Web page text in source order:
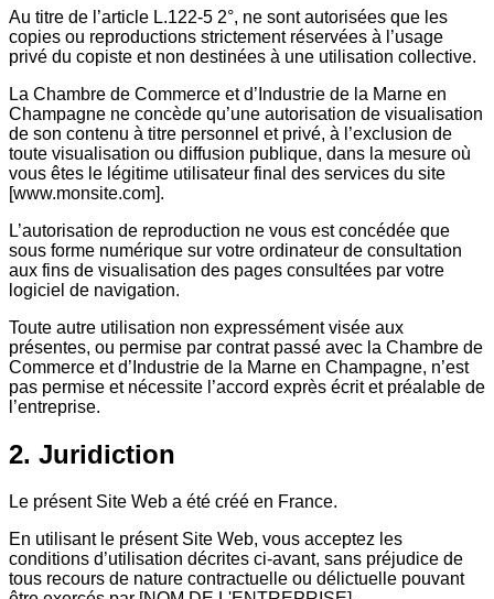
Au titre de l’article L.122-5 2°, ne sont autorisées que les
copies ou reproductions strictement réservées à l’usage
privé du copiste et non destinées à une utilisation collective.
La Chambre de Commerce et d’Industrie de la Marne en
Champagne ne concède qu’une autorisation de visualisation
de son contenu à titre personnel et privé, à l’exclusion de
toute visualisation ou diffusion publique, dans la mesure où
vous êtes le légitime utilisateur final des services du site
[www.monsite.com].
L’autorisation de reproduction ne vous est concédée que
sous forme numérique sur votre ordinateur de consultation
aux fins de visualisation des pages consultées par votre
logiciel de navigation.
Toute autre utilisation non expressément visée aux
présentes, ou permise par contrat passé avec la Chambre de
Commerce et d’Industrie de la Marne en Champagne, n’est
pas permise et nécessite l’accord exprès écrit et préalable de
l’entreprise.
2. Juridiction
Le présent Site Web a été créé en France.
En utilisant le présent Site Web, vous acceptez les
conditions d’utilisation décrites ci-avant, sans préjudice de
tous recours de nature contractuelle ou délictuelle pouvant